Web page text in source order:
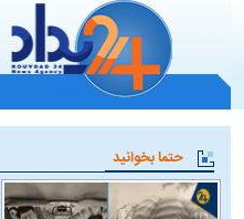
حتما بخوانید